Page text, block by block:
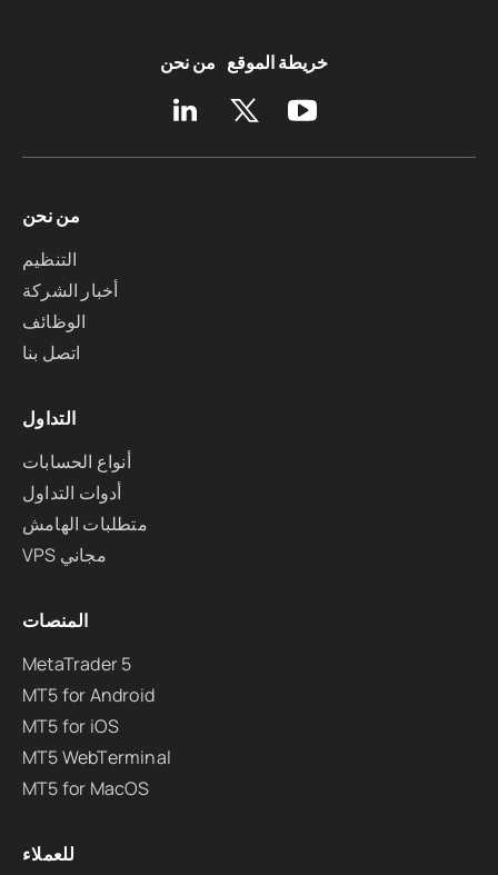
من نحن خريطة الموقع
من نحن
التنظيم
أخبار الشركة
الوظائف
اتصل بنا
التداول
أنواع الحسابات
أدوات التداول
متطلبات الهامش
VPS مجاني
المنصات
MetaTrader 5
MT5 for Android
MT5 for iOS
MT5 WebTerminal
MT5 for MacOS
للعملاء